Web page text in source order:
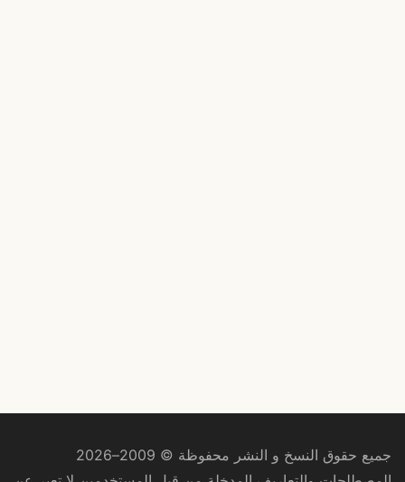
جميع حقوق النسخ و النشر محفوظة © 2009–2026